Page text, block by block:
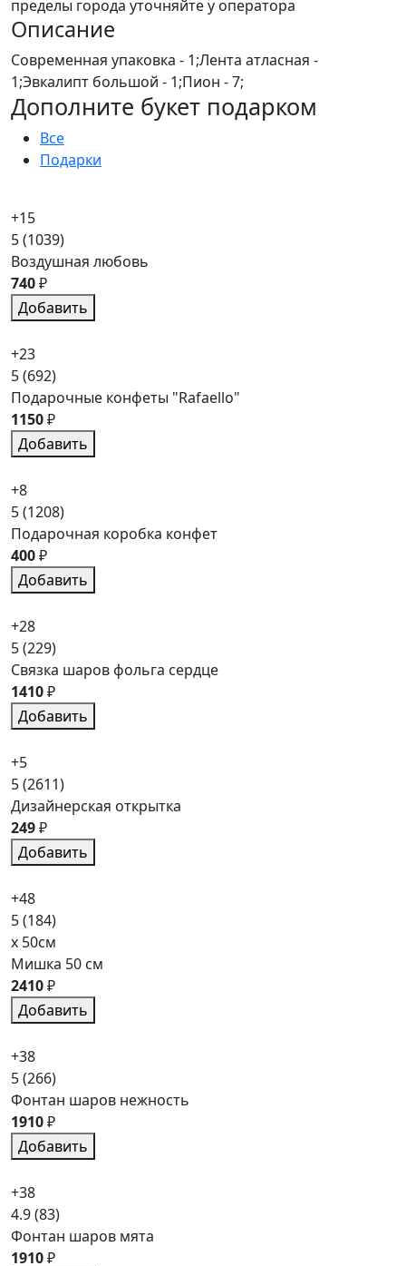
пределы города уточняйте у оператора
Описание
Современная упаковка - 1;Лента атласная -
1;Эвкалипт большой - 1;Пион - 7;
Дополните букет подарком
Все
Подарки
+15
5(1039)
Воздушная любовь
740₽
Добавить
+23
5(692)
Подарочные конфеты "Rafaello"
1150₽
Добавить
+8
5(1208)
Подарочная коробка конфет
400₽
Добавить
+28
5(229)
Связка шаров фольга сердце
1410₽
Добавить
+5
5(2611)
Дизайнерская открытка
249₽
Добавить
+48
5(184)
x 50см
Мишка 50 см
2410₽
Добавить
+38
5(266)
Фонтан шаров нежность
1910₽
Добавить
+38
4.9(83)
Фонтан шаров мята
1910₽